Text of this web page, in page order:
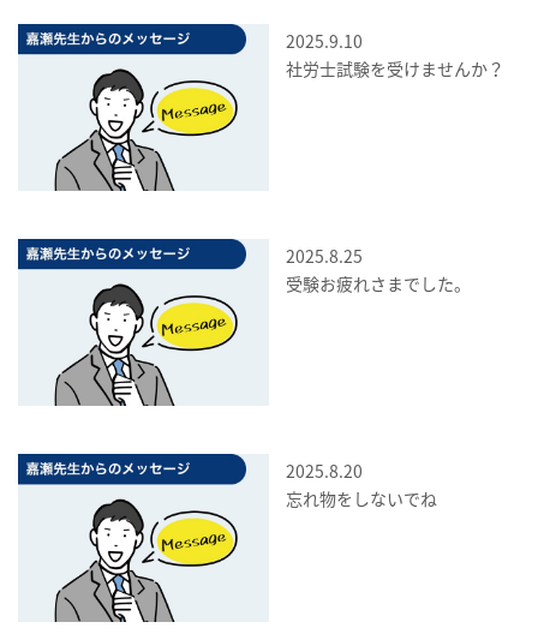
2025.9.10
社労士試験を受けませんか？
2025.8.25
受験お疲れさまでした。
2025.8.20
忘れ物をしないでね